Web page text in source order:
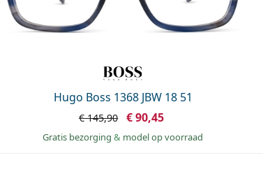
Hugo Boss 1368 JBW 18 51
€ 145,90 € 90,45
Gratis bezorging & model op voorraad